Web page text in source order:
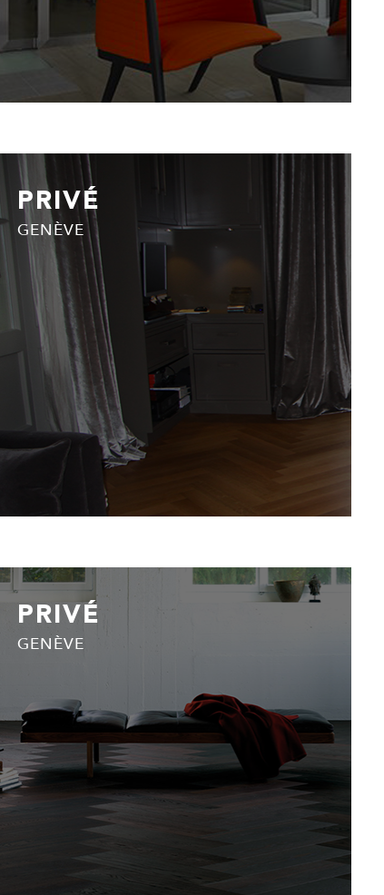
PRIVÉ
GENÈVE
PRIVÉ
GENÈVE